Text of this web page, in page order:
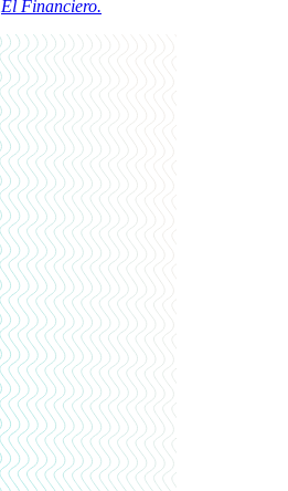
El Financiero.